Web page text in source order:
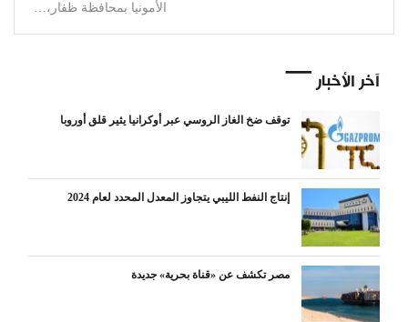
الأمونيا بمحافظة ظفار،…
آخر الأخبار
توقف ضخ الغاز الروسي عبر أوكرانيا يثير قلق أوروبا
إنتاج النفط الليبي يتجاوز المعدل المحدد لعام 2024
مصر تكشف عن «قناة بحرية» جديدة